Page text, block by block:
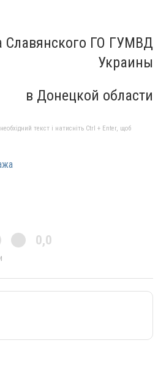
Славянского ГО ГУМВД
Украины
в Донецкой области
текст і натисніть Ctrl + Enter, щоб
0,0